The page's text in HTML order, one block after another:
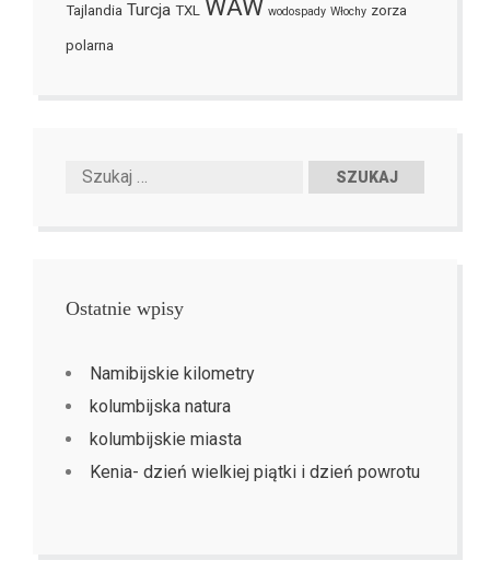
Tajlandia Turcja TXL WAW wodospady Włochy zorza
polarna
Ostatnie wpisy
Namibijskie kilometry
kolumbijska natura
kolumbijskie miasta
Kenia- dzień wielkiej piątki i dzień powrotu